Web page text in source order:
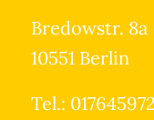
Bredowstr. 8a
10551 Berlin
Tel.: